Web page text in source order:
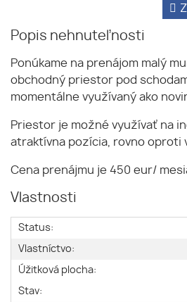
Popis nehnuteľnosti
Ponúkame na prenájom malý
obchodný priestor pod
momentálne využívaný ako
Priestor je možné využívať na
atraktívna pozícia, rovno oproti
Cena prenájmu je 450 eur/
Vlastnosti
Status:
Vlastníctvo:
Úžitková plocha:
Stav: